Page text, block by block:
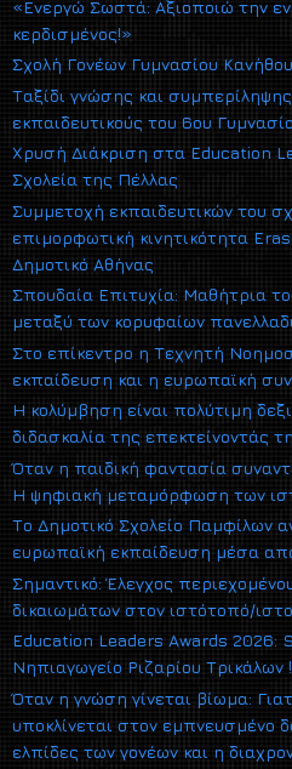
«Ενεργώ Σωστά: Αξιοποιώ την
κερδισμένος!»
Σχολή Γονέων Γυμνασίου
Ταξίδι γνώσης και
εκπαιδευτικούς του 6ου
Χρυσή Διάκριση στα Education
Σχολεία της Πέλλας
Συμμετοχή εκπαιδευτικών του
επιμορφωτική κινητικότητα
Δημοτικό Αθήνας
Σπουδαία Επιτυχία: Μαθήτρια
μεταξύ των κορυφαίων
Στο επίκεντρο η Τεχνητή
εκπαίδευση και η ευρωπαϊκή
Η κολύμβηση είναι πολύτιμη
διδασκαλία της επεκτείνοντάς
Όταν η παιδική φαντασία
Η ψηφιακή μεταμόρφωση των
Το Δημοτικό Σχολείο Παμφίλων
ευρωπαϊκή εκπαίδευση μέσα
Σημαντικό: Έλεγχος
δικαιωμάτων στον ιστότοπό/
Education Leaders Awards 2026:
Νηπιαγωγείο Ριζαρίου Τρικάλων !
Όταν η γνώση γίνεται βίωμα:
υποκλίνεται στον εμπνευσμένο
ελπίδες των γονέων και η